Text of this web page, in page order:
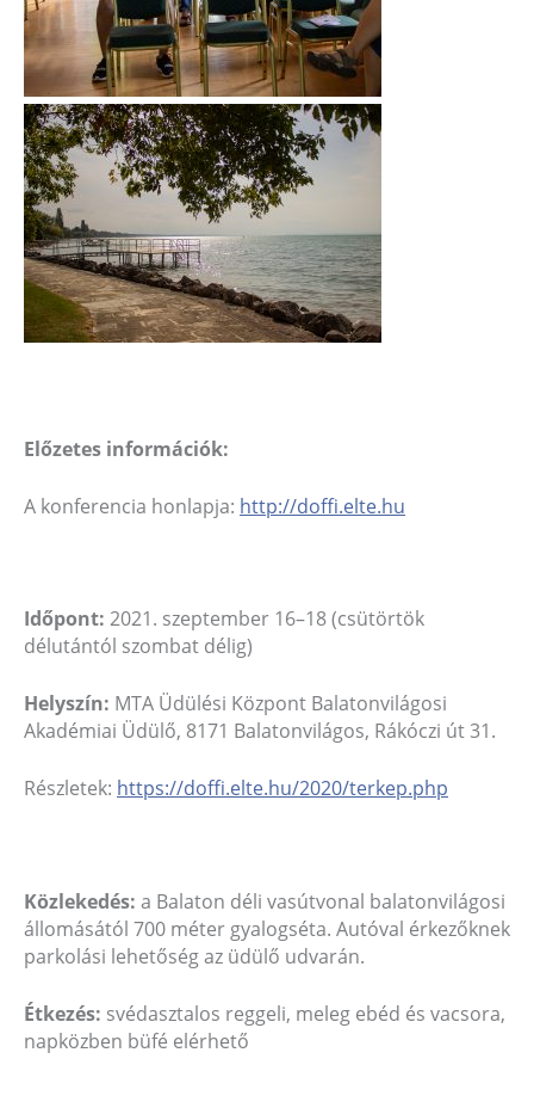
Előzetes információk:
A konferencia honlapja: http://doffi.elte.hu
Időpont: 2021. szeptember 16–18 (csütörtök
délutántól szombat délig)
Helyszín: MTA Üdülési Központ Balatonvilágosi
Akadémiai Üdülő, 8171 Balatonvilágos, Rákóczi út 31.
Részletek: https://doffi.elte.hu/2020/terkep.php
Közlekedés: a Balaton déli vasútvonal balatonvilágosi
állomásától 700 méter gyalogséta. Autóval érkezőknek
parkolási lehetőség az üdülő udvarán.
Étkezés: svédasztalos reggeli, meleg ebéd és vacsora,
napközben büfé elérhető